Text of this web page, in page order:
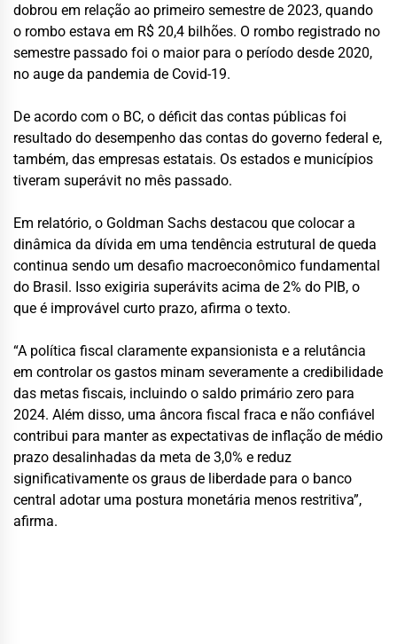
dobrou em relação ao primeiro semestre de 2023, quando
o rombo estava em R$ 20,4 bilhões. O rombo registrado no
semestre passado foi o maior para o período desde 2020,
no auge da pandemia de Covid-19.
De acordo com o BC, o déficit das contas públicas foi
resultado do desempenho das contas do governo federal e,
também, das empresas estatais. Os estados e municípios
tiveram superávit no mês passado.
Em relatório, o Goldman Sachs destacou que colocar a
dinâmica da dívida em uma tendência estrutural de queda
continua sendo um desafio macroeconômico fundamental
do Brasil. Isso exigiria superávits acima de 2% do PIB, o
que é improvável curto prazo, afirma o texto.
“A política fiscal claramente expansionista e a relutância
em controlar os gastos minam severamente a credibilidade
das metas fiscais, incluindo o saldo primário zero para
2024. Além disso, uma âncora fiscal fraca e não confiável
contribui para manter as expectativas de inflação de médio
prazo desalinhadas da meta de 3,0% e reduz
significativamente os graus de liberdade para o banco
central adotar uma postura monetária menos restritiva”,
afirma.